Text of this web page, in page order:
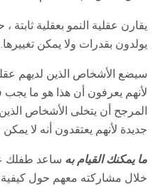
يقارن عقلية النمو بعقلية
يولدون بقدرات ولا يمكن تغييرها.
سيضع الأشخاص الذين لديهم
لأنهم يعرفون أن هذا هو ما يجب
المرجح أن يتخلى الأشخاص
جديدة لأنهم يعتقدون أنه لا
ما يمكنك القيام به ساعد طفلك
خلال مشاركته معهم حول